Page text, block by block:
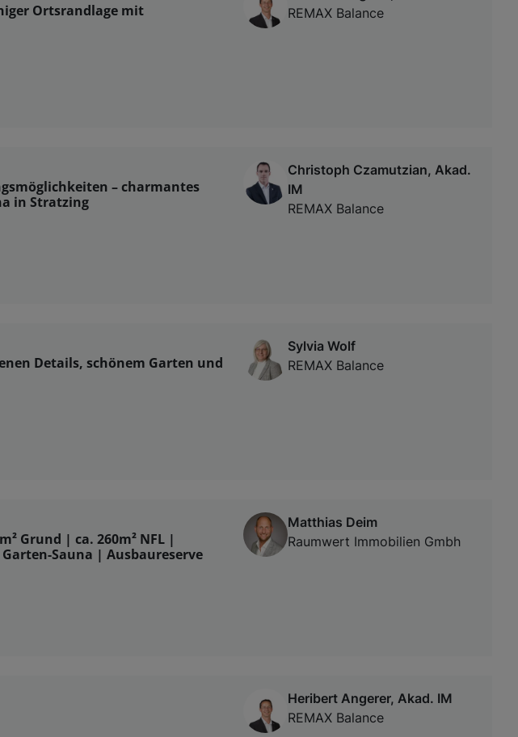
Ortsrandlage mit
REMAX Balance
– charmantes
in Stratzing
Christoph Czamutzian, Akad.
IM
REMAX Balance
Details, schönem Garten und
Sylvia Wolf
REMAX Balance
Grund | ca. 260m² NFL |
Sauna | Ausbaureserve
Matthias Deim
Raumwert Immobilien Gmbh
Heribert Angerer, Akad. IM
REMAX Balance